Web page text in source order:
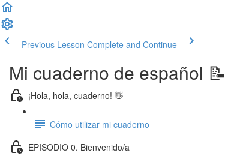
Previous Lesson Complete and Continue
Mi cuaderno de español 📝
¡Hola, hola, cuaderno! 👋
Cómo utilizar mi cuaderno
EPISODIO 0. Bienvenido/a